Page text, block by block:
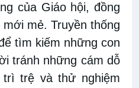
của Giáo hội, đồng
mẻ. Truyền thống
tìm kiếm những con
tránh những cám dỗ
trệ và thử nghiệm